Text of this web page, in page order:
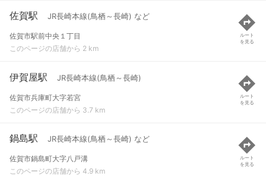
佐賀駅 JR長崎本線(鳥栖～長崎) など
佐賀市駅前中央１丁目
このページの店舗から 2 km
ルート
を見る
伊賀屋駅 JR長崎本線(鳥栖～長崎)
佐賀市兵庫町大字若宮
このページの店舗から 3.7 km
ルート
を見る
鍋島駅 JR長崎本線(鳥栖～長崎) など
佐賀市鍋島町大字八戸溝
このページの店舗から 4.9 km
ルート
を見る